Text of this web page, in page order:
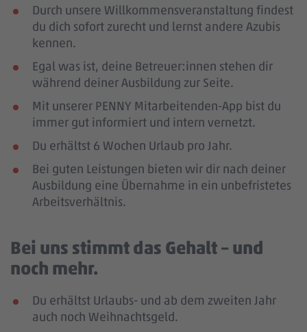
Durch unsere Willkommensveranstaltung findest
du dich sofort zurecht und lernst andere Azubis
kennen.
Egal was ist, deine Betreuer:innen stehen dir
während deiner Ausbildung zur Seite.
Mit unserer PENNY Mitarbeitenden-App bist du
immer gut informiert und intern vernetzt.
Du erhältst 6 Wochen Urlaub pro Jahr.
Bei guten Leistungen bieten wir dir nach deiner
Ausbildung eine Übernahme in ein unbefristetes
Arbeitsverhältnis.
Bei uns stimmt das Gehalt – und
noch mehr.
Du erhältst Urlaubs- und ab dem zweiten Jahr
auch noch Weihnachtsgeld.